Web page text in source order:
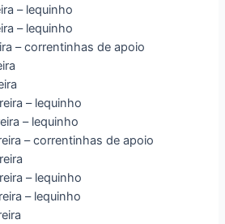
– lequinho
– lequinho
– correntinhas de apoio
– lequinho
– lequinho
– correntinhas de apoio
– lequinho
– lequinho